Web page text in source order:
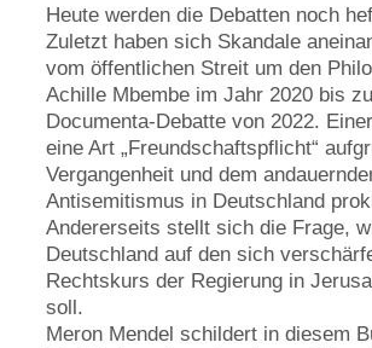
Heute werden die Debatten noch
Zuletzt haben sich Skandale
vom öffentlichen Streit um den
Achille Mbembe im Jahr 2020 bis
Documenta-Debatte von 2022.
eine Art „Freundschaftspflicht“
Vergangenheit und dem
Antisemitismus in Deutschland
Andererseits stellt sich die Frage,
Deutschland auf den sich
Rechtskurs der Regierung in
soll.
Meron Mendel schildert in diesem